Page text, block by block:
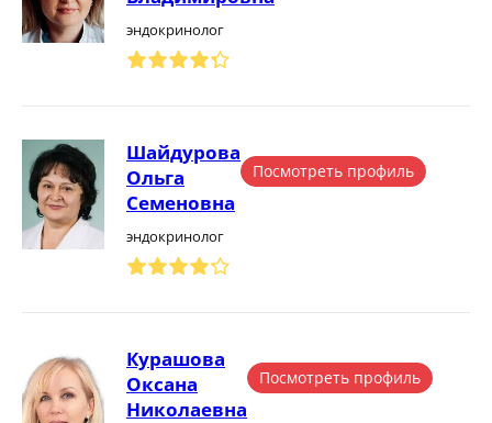
эндокринолог
Шайдурова
Ольга
Семеновна
эндокринолог
Посмотреть профиль
Курашова
Оксана
Николаевна
Посмотреть профиль